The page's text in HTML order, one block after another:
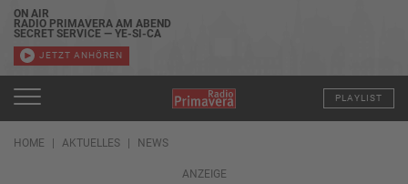
ON AIR
RADIO PRIMAVERA AM ABEND
SECRET SERVICE — YE-SI-CA
JETZT ANHÖREN
PLAYLIST
HOME AKTUELLES NEWS
ANZEIGE